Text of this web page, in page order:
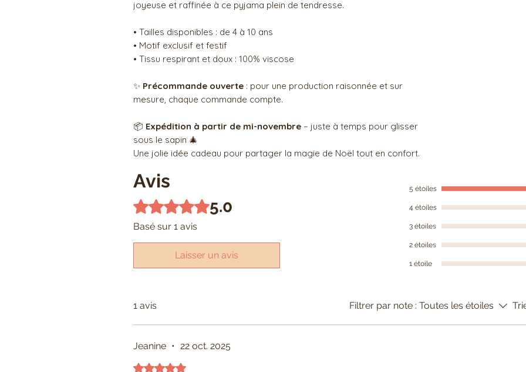
joyeuse et raffinée à ce pyjama plein de tendresse.
• Tailles disponibles : de 4 à 10 ans
• Motif exclusif et festif
• Tissu respirant et doux : 100% viscose
✨ Précommande ouverte : pour une production raisonnée et sur
mesure, chaque commande compte.
📦 Expédition à partir de mi-novembre – juste à temps pour glisser
sous le sapin 🎄
Une jolie idée cadeau pour partager la magie de Noël tout en confort.
Avis
Noté 5 sur 5. 5.0
Basé sur 1 avis
Laisser un avis
5 étoiles
4 étoiles
3 étoiles
2 étoiles
1 étoile
1 avis Filtrer par note : Toutes les étoiles
Jeanine • 22 oct. 2025
Noté 5 sur 5.